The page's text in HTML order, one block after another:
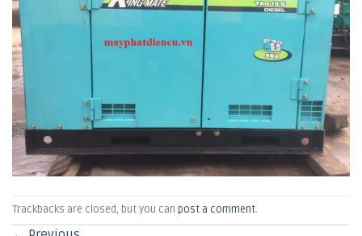
Trackbacks are closed, but you can post a comment.